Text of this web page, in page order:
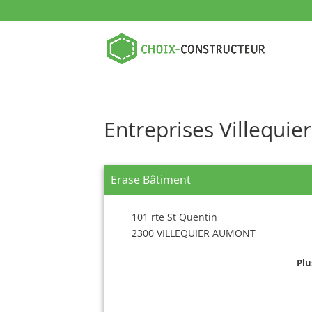
Entreprises
Erase Bâtiment
101 rte St Quentin
2300 VILLEQUIER AUMONT